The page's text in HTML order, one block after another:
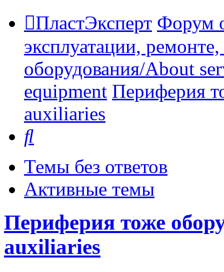
ПластЭксперт Форум
эксплуатации,
оборудования/About
equipment Периферия
auxiliaries
Темы без ответов
Активные темы
Периферия тоже
auxiliaries